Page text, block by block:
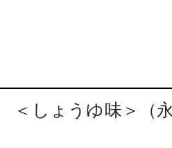
しょうゆ味＞（